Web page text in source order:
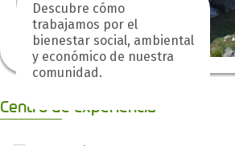
Descubre cómo
trabajamos por el
bienestar social, ambiental
y económico de nuestra
comunidad.
Centro de experiencia